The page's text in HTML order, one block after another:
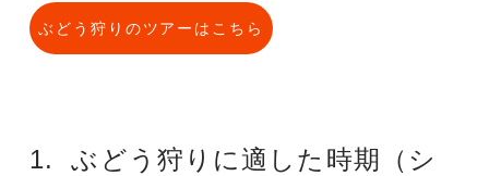
ぶどう狩りのツアーはこちら
1. ぶどう狩りに適した時期（シ